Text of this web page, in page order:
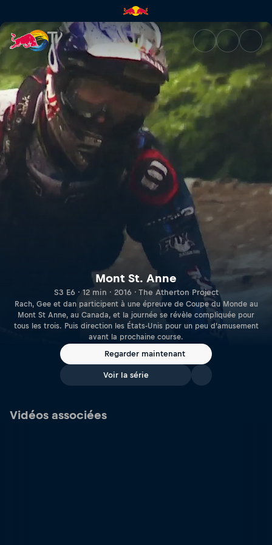
Mont St. Anne | Red Bull TV
Mont St. Anne
S3 E6 · 12 min · 2016 · The Atherton Project
Rach, Gee et dan participent à une épreuve de Coupe du Monde au
Mont St Anne, au Canada, et la journée se révèle compliquée pour
tous les trois. Puis direction les États-Unis pour un peu d’amusement
avant la prochaine course.
Regarder maintenant
Voir la série
Vidéos associées